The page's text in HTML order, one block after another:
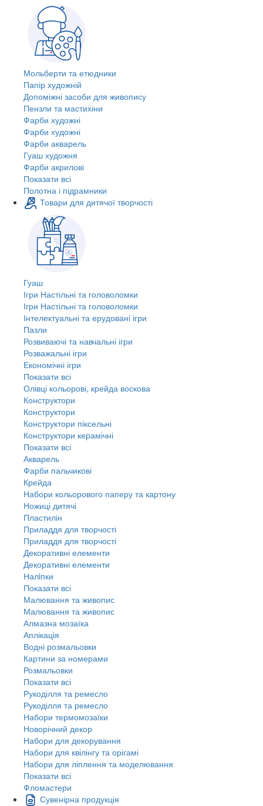
Мольберти та етюдники
Папір художній
Допоміжні засоби для живопису
Пензли та мастихіни
Фарби художні
Фарби художні
Фарби акварель
Гуаш художня
Фарби акрилові
Показати всі
Полотна і підрамники
Товари для дитячої творчості
Гуаш
Ігри Настільні та головоломки
Ігри Настільні та головоломки
Інтелектуальні та ерудовані ігри
Пазли
Розвиваючі та навчальні ігри
Розважальні ігри
Економічні ігри
Показати всі
Олівці кольорові, крейда воскова
Конструктори
Конструктори
Конструктори піксельні
Конструктори керамічні
Показати всі
Акварель
Фарби пальчикові
Крейда
Набори кольорового паперу та картону
Ножиці дитячі
Пластилін
Приладдя для творчості
Приладдя для творчості
Декоративні елементи
Декоративні елементи
Налiпки
Показати всі
Малювання та живопис
Малювання та живопис
Алмазна мозаїка
Аплікація
Водні розмальовки
Картини за номерами
Розмальовки
Показати всі
Рукоділля та ремесло
Рукоділля та ремесло
Набори термомозаїки
Новорічний декор
Набори для декорування
Набори для квілінгу та орігамі
Набори для ліплення та моделювання
Показати всі
Фломастери
Сувенірна продукція